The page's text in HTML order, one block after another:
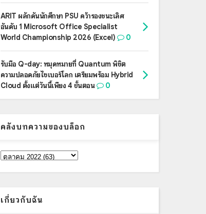
ARIT ผลักดันนักศึกษา PSU คว้ารองชนะเลิศ
อันดับ 1 Microsoft Office Specialist
World Championship 2026 (Excel)
0
รับมือ Q-day: หมุดหมายที่ Quantum พิชิต
ความปลอดภัยไซเบอร์โลก เตรียมพร้อม Hybrid
Cloud ตั้งแต่วันนี้เพียง 4 ขั้นตอน
0
คลังบทความของบล็อก
เกี่ยวกับฉัน